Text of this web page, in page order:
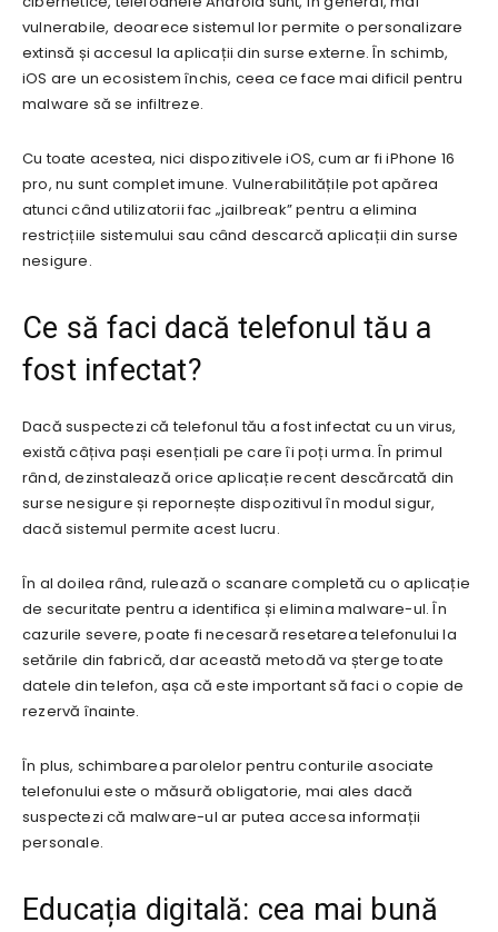
vulnerabile, deoarece sistemul lor permite o personalizare
extinsă și accesul la aplicații din surse externe. În schimb,
iOS are un ecosistem închis, ceea ce face mai dificil pentru
malware să se infiltreze.
Cu toate acestea, nici dispozitivele iOS, cum ar fi iPhone 16
pro, nu sunt complet imune. Vulnerabilitățile pot apărea
atunci când utilizatorii fac „jailbreak” pentru a elimina
restricțiile sistemului sau când descarcă aplicații din surse
nesigure.
Ce să faci dacă telefonul tău a
fost infectat?
Dacă suspectezi că telefonul tău a fost infectat cu un virus,
există câțiva pași esențiali pe care îi poți urma. În primul
rând, dezinstalează orice aplicație recent descărcată din
surse nesigure și repornește dispozitivul în modul sigur,
dacă sistemul permite acest lucru.
În al doilea rând, rulează o scanare completă cu o aplicație
de securitate pentru a identifica și elimina malware-ul. În
cazurile severe, poate fi necesară resetarea telefonului la
setările din fabrică, dar această metodă va șterge toate
datele din telefon, așa că este important să faci o copie de
rezervă înainte.
În plus, schimbarea parolelor pentru conturile asociate
telefonului este o măsură obligatorie, mai ales dacă
suspectezi că malware-ul ar putea accesa informații
personale.
Educația digitală: cea mai bună